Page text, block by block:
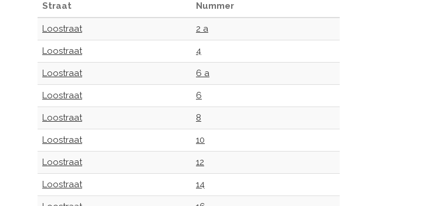
Straat Nummer
Loostraat 2 a
Loostraat 4
Loostraat 6 a
Loostraat 6
Loostraat 8
Loostraat 10
Loostraat 12
Loostraat 14